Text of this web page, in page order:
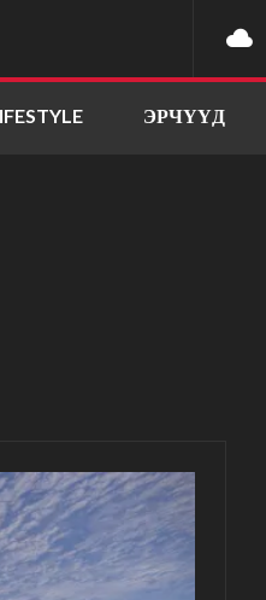
ЭРЧҮҮД